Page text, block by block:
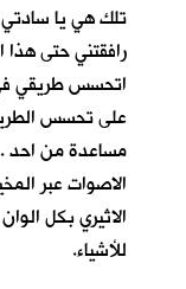
تلك هي يا
رافقتني حتى
اتحسس طريقي في
على تحسس
مساعدة من احد .
الاصوات عبر
الاثيري بكل
للأشياء.